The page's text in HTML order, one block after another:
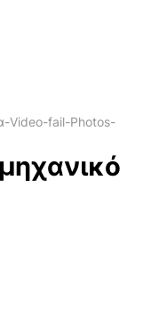
Video-fail-Photos-